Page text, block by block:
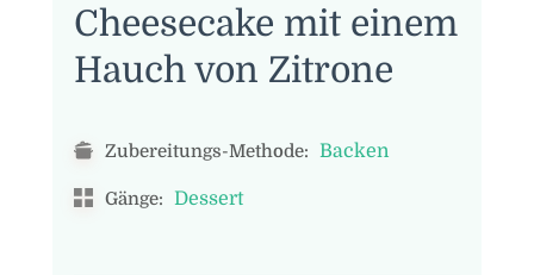
Cheesecake mit einem
Hauch von Zitrone
Zubereitungs-Methode: Backen
Gänge: Dessert